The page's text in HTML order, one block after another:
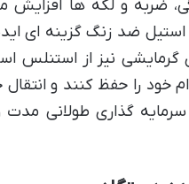
ضربه و لکه ها
استیل ضد زنگ گزینه ای
نیز از استنلس
خود را حفظ کنند و
گذاری طولانی مدت